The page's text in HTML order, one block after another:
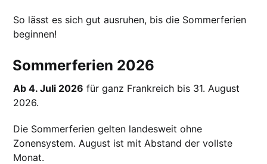
So lässt es sich gut ausruhen, bis die Sommerferien
beginnen!
Sommerferien 2026
Ab 4. Juli 2026 für ganz Frankreich bis 31. August
2026.
Die Sommerferien gelten landesweit ohne
Zonensystem. August ist mit Abstand der vollste
Monat.